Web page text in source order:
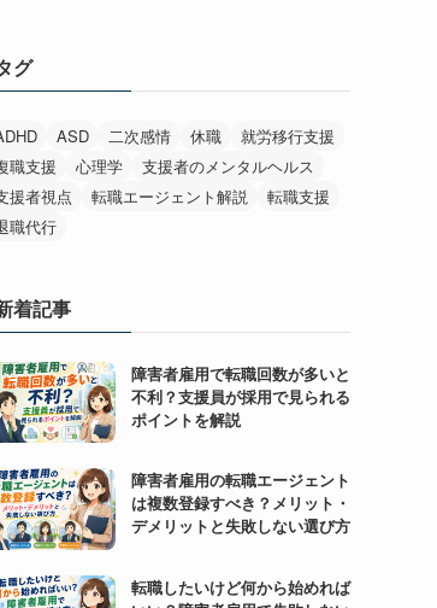
グ
ASD 二次感情 休職
就労移行支援
職支援
心理学
支援者のメンタルヘルス
援者視点
転職エージェント解説
転職支援
職代行
着記事
障害者雇用で転職回数が多いと
不利？支援員が採用で見られる
ポイントを解説
障害者雇用の転職エージェント
は複数登録すべき？メリット・
デメリットと失敗しない選び方
転職したいけど何から始めれば